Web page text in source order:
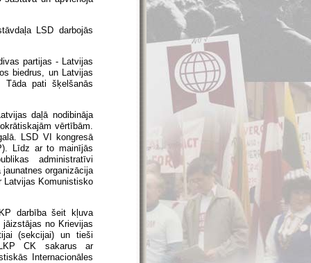
LSD darbojās
partijas - Latvijas
biedrus, un Latvijas
Tāda pati šķelšanās
daļā nodibināja
vērtībām.
LSD VI kongresā
Līdz ar to mainījās
administratīvi
organizācija
Latvijas Komunistisko
darbība šeit kļuva
no Krievijas
(sekcijai) un tieši
LKP CK sakarus ar
Internacionāles